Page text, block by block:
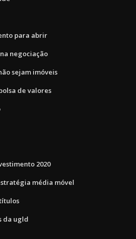
para abrir
negociação
sejam imóveis
de valores
2020
média móvel
da ugld